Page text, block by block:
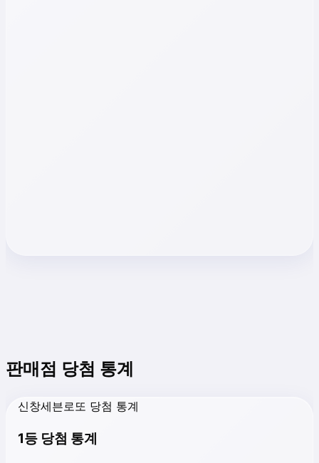
판매점 당첨 통계
신창세븐로또 당첨 통계
1등 당첨 통계